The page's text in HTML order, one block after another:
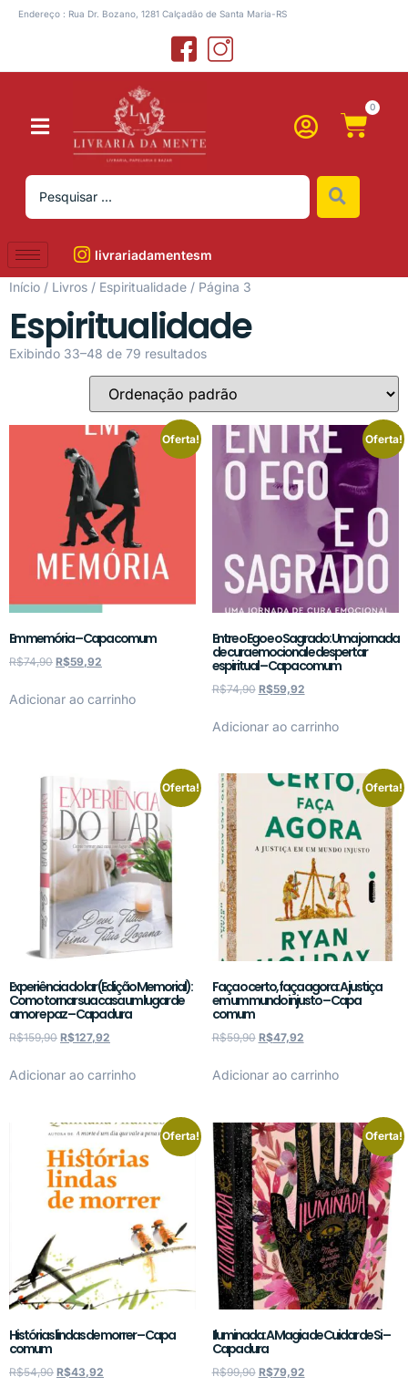
Endereço : Rua Dr. Bozano, 1281 Calçadão de Santa Maria-RS
0
livrariadamentesm
Início / Livros / Espiritualidade / Página 3
Espiritualidade
Exibindo 33–48 de 79 resultados
Oferta!
Em memória – Capa comum
R$74,90 R$59,92
Adicionar ao carrinho
Oferta!
Entre o Ego e o Sagrado: Uma jornada
de cura emocional e despertar
espiritual – Capa comum
R$74,90 R$59,92
Adicionar ao carrinho
Oferta!
Experiência do lar (Edição Memorial):
Como tornar sua casa um lugar de
amor e paz – Capa dura
R$159,90 R$127,92
Adicionar ao carrinho
Oferta!
Faça o certo, faça agora: A justiça
em um mundo injusto – Capa
comum
R$59,90 R$47,92
Adicionar ao carrinho
Oferta!
Histórias lindas de morrer – Capa
comum
R$54,90 R$43,92
Oferta!
Iluminada: A Magia de Cuidar de Si –
Capa dura
R$99,90 R$79,92